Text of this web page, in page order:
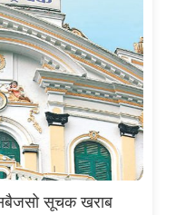
सूचक खराब